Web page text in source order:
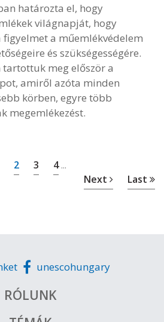
határozta el, hogy
világnapját, hogy
a műemlékvédelem
és szükségességére.
meg először a
amiről azóta minden
körben, egyre több
megemlékezést.
2 3 4...
Next Last
unescohungary
RÓLUNK